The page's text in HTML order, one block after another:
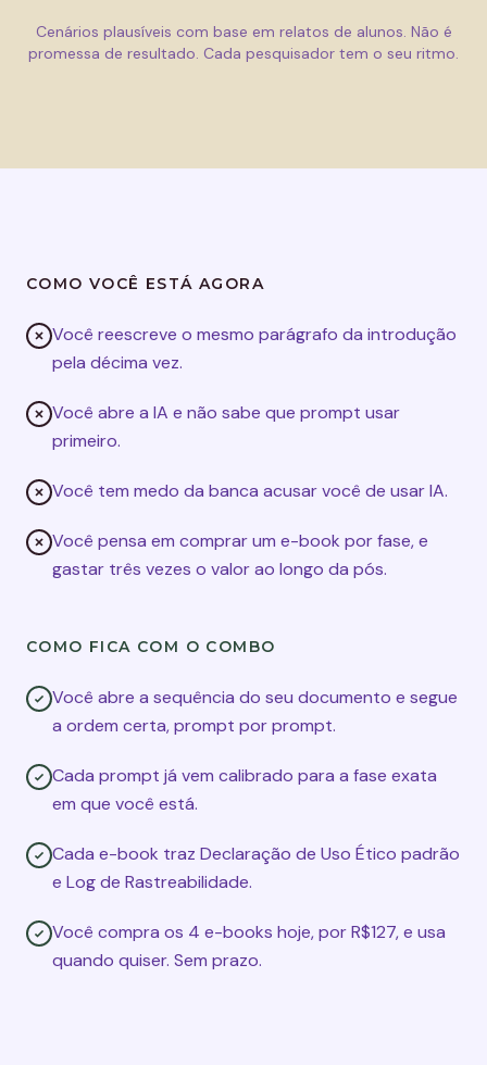
Cenários plausíveis com base em relatos de alunos. Não é
promessa de resultado. Cada pesquisador tem o seu ritmo.
COMO VOCÊ ESTÁ AGORA
Você reescreve o mesmo parágrafo da introdução
pela décima vez.
Você abre a IA e não sabe que prompt usar
primeiro.
Você tem medo da banca acusar você de usar IA.
Você pensa em comprar um e-book por fase, e
gastar três vezes o valor ao longo da pós.
COMO FICA COM O COMBO
Você abre a sequência do seu documento e segue
a ordem certa, prompt por prompt.
Cada prompt já vem calibrado para a fase exata
em que você está.
Cada e-book traz Declaração de Uso Ético padrão
e Log de Rastreabilidade.
Você compra os 4 e-books hoje, por R$127, e usa
quando quiser. Sem prazo.